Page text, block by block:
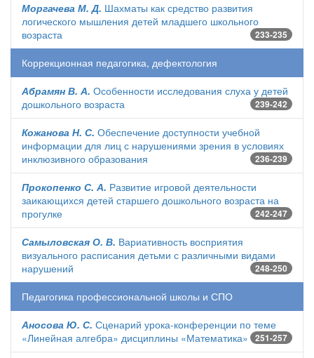
Моргачева М. Д. Шахматы как средство развития
логического мышления детей младшего школьного
возраста
233-235
Коррекционная педагогика, дефектология
Абрамян В. А. Особенности исследования слуха у детей
дошкольного возраста
239-242
Кожанова Н. С. Обеспечение доступности учебной
информации для лиц с нарушениями зрения в условиях
инклюзивного образования
236-239
Прокопенко С. А. Развитие игровой деятельности
заикающихся детей старшего дошкольного возраста на
прогулке
242-247
Самыловская О. В. Вариативность восприятия
визуального расписания детьми с различными видами
нарушений
248-250
Педагогика профессиональной школы и СПО
Аносова Ю. С. Сценарий урока-конференции по теме
«Линейная алгебра» дисциплины «Математика»
251-257